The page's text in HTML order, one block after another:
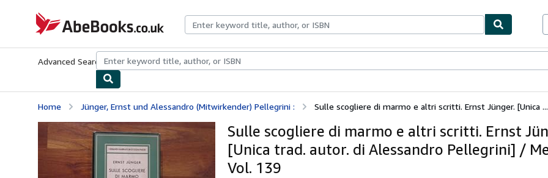
AbeBooks.co.uk
Advanced Search Browse CollectionsRare BooksArt & Collectables
Home Jünger, Ernst und Alessandro (Mitwirkender) Pellegrini : Sulle scogliere di marmo e altri scritti. Ernst Jünger. [Unica ...
Sulle scogliere di marmo e altri scritti. Ernst
[Unica trad. autor. di Alessandro Pellegrini] /
Vol. 139